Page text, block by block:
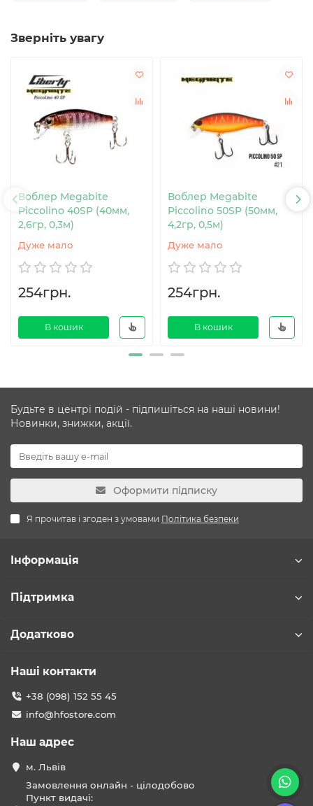
Зверніть увагу
Воблер Megabite
Piccolino 40SP (40мм,
2,6гр, 0,3м)
Дуже мало
254грн.
В кошик
Воблер Megabite
Piccolino 50SP (50мм,
4,2гр, 0,5м)
Дуже мало
254грн.
В кошик
Будьте в центрі подій - підпишіться на наші новини!
Новинки, знижки, акції.
Оформити підписку
Я прочитав і згоден з умовами Політика безпеки
Інформація
Підтримка
Додатково
Наші контакти
+38 (098) 152 55 45
info@hfostore.com
Наш адрес
м. Львів
Замовлення онлайн - цілодобово
Пункт видачі: